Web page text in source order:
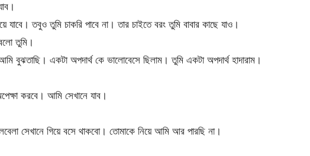
তবুও তুমি চাকরি পাবে না। তার চাইতে বরং তুমি বাবার কাছে যাও।
তুমি।
একটা অপদার্থ কে ভালোবেসে ছিলাম। তুমি একটা অপদার্থ হাদারাম।
করবে। আমি সেখানে যাব।
সেখানে গিয়ে বসে থাকবো। তোমাকে নিয়ে আমি আর পারছি না।